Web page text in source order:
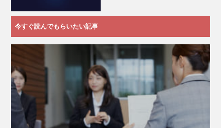
今すぐ読んでもらいたい記事